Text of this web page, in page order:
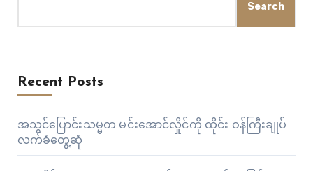
Search
Recent Posts
အသွင်ပြောင်းသမ္မတ မင်းအောင်လှိုင်ကို ထိုင်း ဝန်ကြီးချုပ်
လက်ခံတွေ့ဆုံ